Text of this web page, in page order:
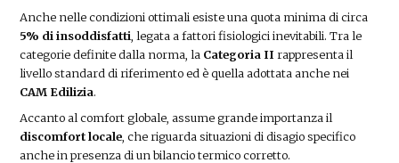
Anche nelle condizioni ottimali esiste una quota minima di circa
5% di insoddisfatti, legata a fattori fisiologici inevitabili. Tra le
categorie definite dalla norma, la Categoria II rappresenta il
livello standard di riferimento ed è quella adottata anche nei
CAM Edilizia.
Accanto al comfort globale, assume grande importanza il
discomfort locale , che riguarda situazioni di disagio specifico
anche in presenza di un bilancio termico corretto.